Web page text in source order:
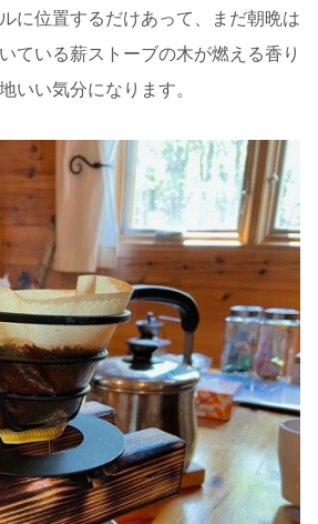
に位置するだけあって、まだ朝晩は
ている薪ストーブの木が燃える香り
いい気分になります。